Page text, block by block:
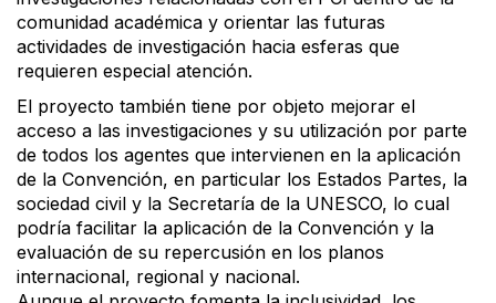
comunidad académica y orientar las futuras
actividades de investigación hacia esferas que
requieren especial atención.
El proyecto también tiene por objeto mejorar el
acceso a las investigaciones y su utilización por parte
de todos los agentes que intervienen en la aplicación
de la Convención, en particular los Estados Partes, la
sociedad civil y la Secretaría de la UNESCO, lo cual
podría facilitar la aplicación de la Convención y la
evaluación de su repercusión en los planos
internacional, regional y nacional.